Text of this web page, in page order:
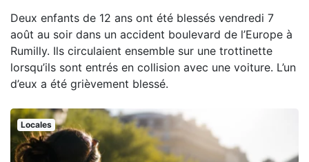
Deux enfants de 12 ans ont été blessés vendredi 7
août au soir dans un accident boulevard de l’Europe à
Rumilly. Ils circulaient ensemble sur une trottinette
lorsqu’ils sont entrés en collision avec une voiture. L’un
d’eux a été grièvement blessé.
Locales